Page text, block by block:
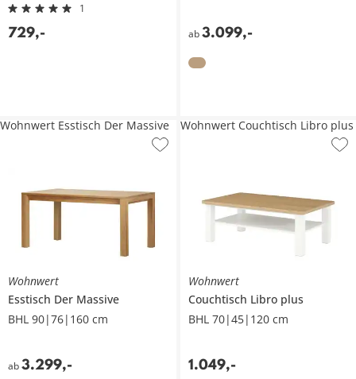
1
729,- ab 3.099,-
Wohnwert
Esstisch Der Massive
BHL 90|76|160 cm
ab3.299,-
Wohnwert Esstisch Der Massive
Wohnwert
Couchtisch Libro plus
BHL 70|45|120 cm
1.049,-
Wohnwert Couchtisch Libro plus